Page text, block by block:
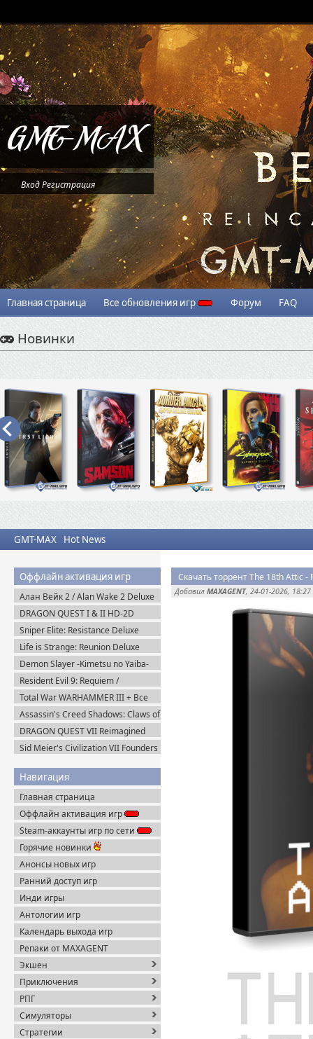
ВходРегистрация
Главная страница Все обновления игр Форум FAQ
Новинки
GMT-MAX Hot News
Оффлайн активация игр
Алан Вейк 2 / Alan Wake 2 Deluxe
Edition v.1.2.8 + DLC (2023)
Пиратка
DRAGON QUEST I & II HD-2D
Remake v.1.0.2.0 + Все DLC (2025)
Пиратка
Sniper Elite: Resistance Deluxe
Edition (2025) Steam-Rip
Life is Strange: Reunion Deluxe
Edition (2026) Steam-Rip
Demon Slayer -Kimetsu no Yaiba-
The Hinokami Chronicles 2 (2025)
Steam-Rip
Resident Evil 9: Requiem /
BIOHAZARD Реквием (2026)
Пиратка
Total War WARHAMMER III + Все
DLC (2022-2025) Steam-Rip
Assassin's Creed Shadows: Claws of
Awaji (2025) Portable
DRAGON QUEST VII Reimagined
v.1.1.1.0 + Все DLC (2026) Пиратка
Sid Meier's Civilization VII Founders
Навигация
Главная страница
Оффлайн активация игр
Steam-аккаунты игр по сети
Горячие новинки
Анонсы новых игр
Ранний доступ игр
Инди игры
Антологии игр
Календарь выхода игр
Репаки от MAXAGENT
Экшен
Приключения
РПГ
Симуляторы
Стратегии
Скачать торрент The 18th Attic
Добавил MAXAGENT, 24-01-2026, 18:27